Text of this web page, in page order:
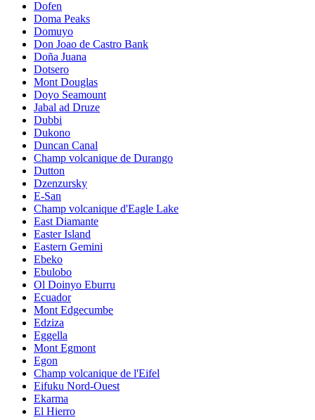
Dofen
Doma Peaks
Domuyo
Don Joao de Castro Bank
Doña Juana
Dotsero
Mont Douglas
Doyo Seamount
Jabal ad Druze
Dubbi
Dukono
Duncan Canal
Champ volcanique de Durango
Dutton
Dzenzursky
E-San
Champ volcanique d'Eagle Lake
East Diamante
Easter Island
Eastern Gemini
Ebeko
Ebulobo
Ol Doinyo Eburru
Ecuador
Mont Edgecumbe
Edziza
Eggella
Mont Egmont
Egon
Champ volcanique de l'Eifel
Eifuku Nord-Ouest
Ekarma
El Hierro